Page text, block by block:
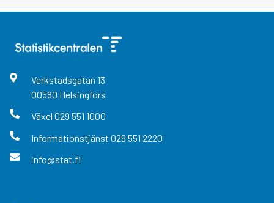
Verkstadsgatan 13
00580 Helsingfors
Växel 029 551 1000
Informationstjänst 029 551 2220
info@stat.fi